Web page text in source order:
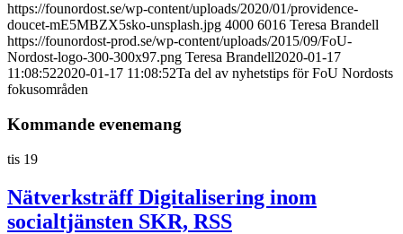
https://founordost.se/wp-content/uploads/2020/01/providence-
doucet-mE5MBZX5sko-unsplash.jpg 4000 6016 Teresa Brandell
https://founordost-prod.se/wp-content/uploads/2015/09/FoU-
Nordost-logo-300-300x97.png Teresa Brandell2020-01-17
11:08:522020-01-17 11:08:52Ta del av nyhetstips för FoU Nordosts
fokusområden
Kommande evenemang
tis 19
Nätverksträff Digitalisering inom
socialtjänsten SKR, RSS